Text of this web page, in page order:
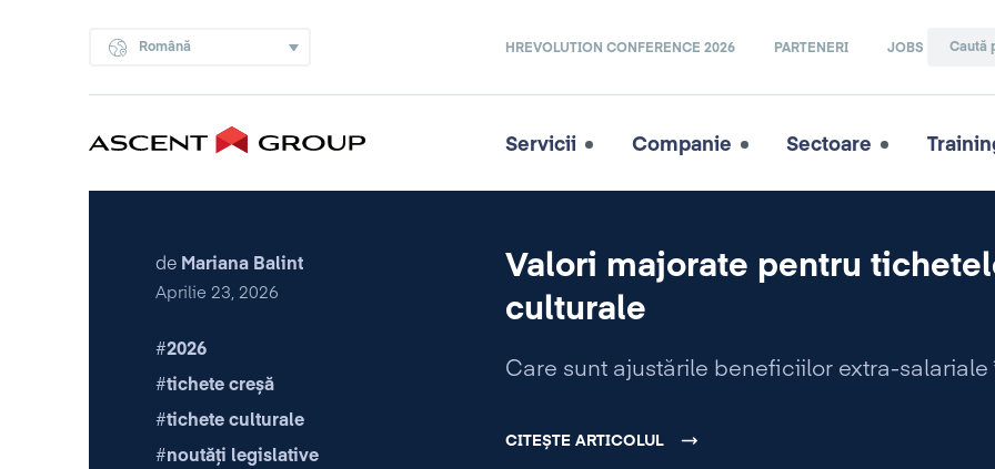
Română HREVOLUTION CONFERENCE 2026 PARTENERI JOBS
Servicii Companie Sectoare
de Mariana Balint
Aprilie 23, 2026
2026
tichete creșă
tichete culturale
noutăți legislative
Valori majorate pentru
culturale
Care sunt ajustările beneficiilor extra-
CITEȘTE ARTICOLUL